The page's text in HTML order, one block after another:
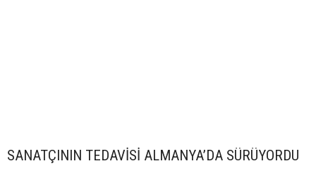
SANATÇININ TEDAVİSİ ALMANYA’DA SÜRÜYORDU